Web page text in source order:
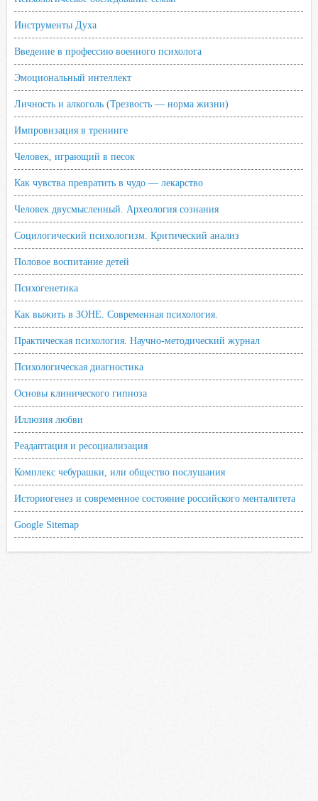
Инструменты Духа
Введение в профессию военного психолога
Эмоциональный интеллект
Личность и алкоголь (Трезвость — норма жизни)
Импровизация в тренинге
Человек, играющий в песок
Как чувства превратить в чудо — лекарство
Человек двусмысленный. Археология сознания
Социлогический психологизм. Критический анализ
Половое воспитание детей
Психогенетика
Как выжить в ЗОНЕ. Современная психология.
Практическая психология. Научно-методический журнал
Психологическая диагностика
Основы клинического гипноза
Иллюзия любви
Реадаптация и ресоциализация
Комплекс чебурашки, или общество послушания
Историогенез и современное состояние российского менталитета
Google Sitemap